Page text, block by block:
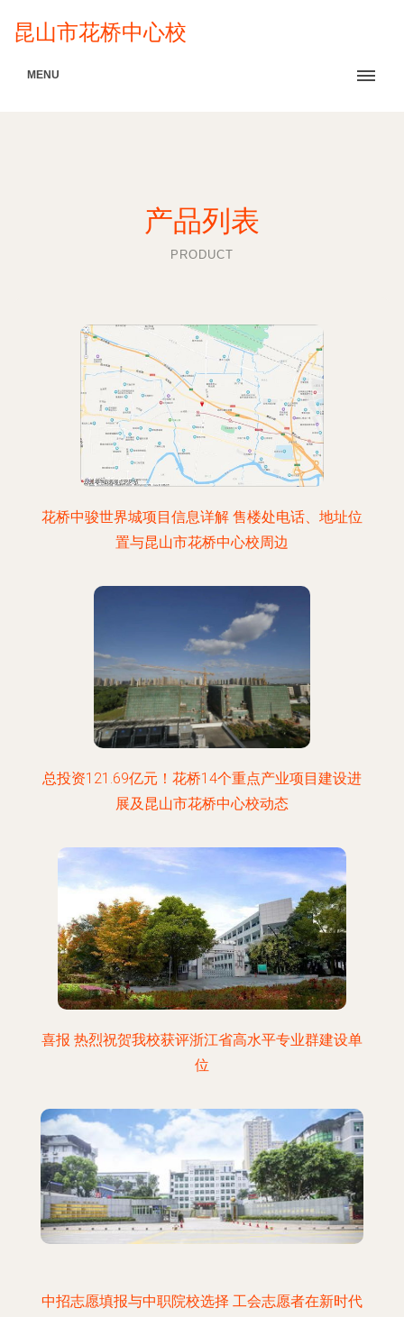
昆山市花桥中心校
MENU
产品列表
PRODUCT
花桥中骏世界城项目信息详解 售楼处电话、地址位
置与昆山市花桥中心校周边
总投资121.69亿元！花桥14个重点产业项目建设进
展及昆山市花桥中心校动态
喜报 热烈祝贺我校获评浙江省高水平专业群建设单
位
中招志愿填报与中职院校选择 工会志愿者在新时代